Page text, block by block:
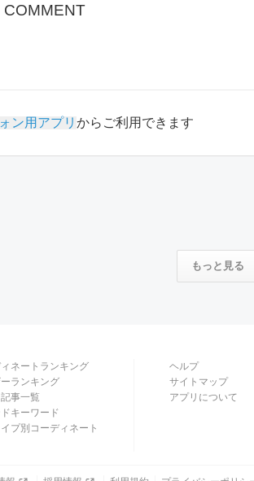
COMMENT
ン用アプリ からご利用できます
もっと見る
ネートランキング
ランキング
事一覧
ドキーワード
プ別コーディネート
ヘルプ
サイトマップ
アプリについて